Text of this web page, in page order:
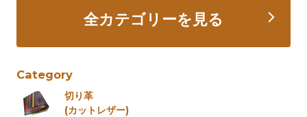
全カテゴリーを見る
Category
切り革
(カットレザー)